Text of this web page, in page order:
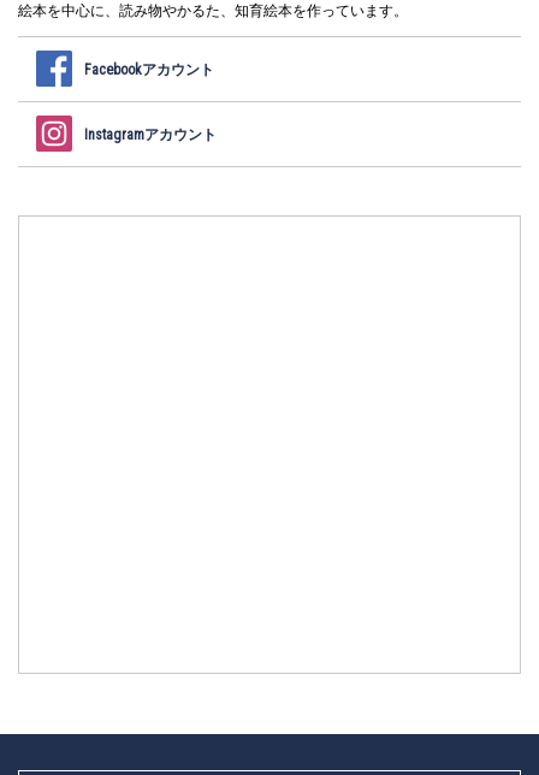
絵本を中心に、読み物やかるた、知育絵本を作っています。
Facebookアカウント
Instagramアカウント